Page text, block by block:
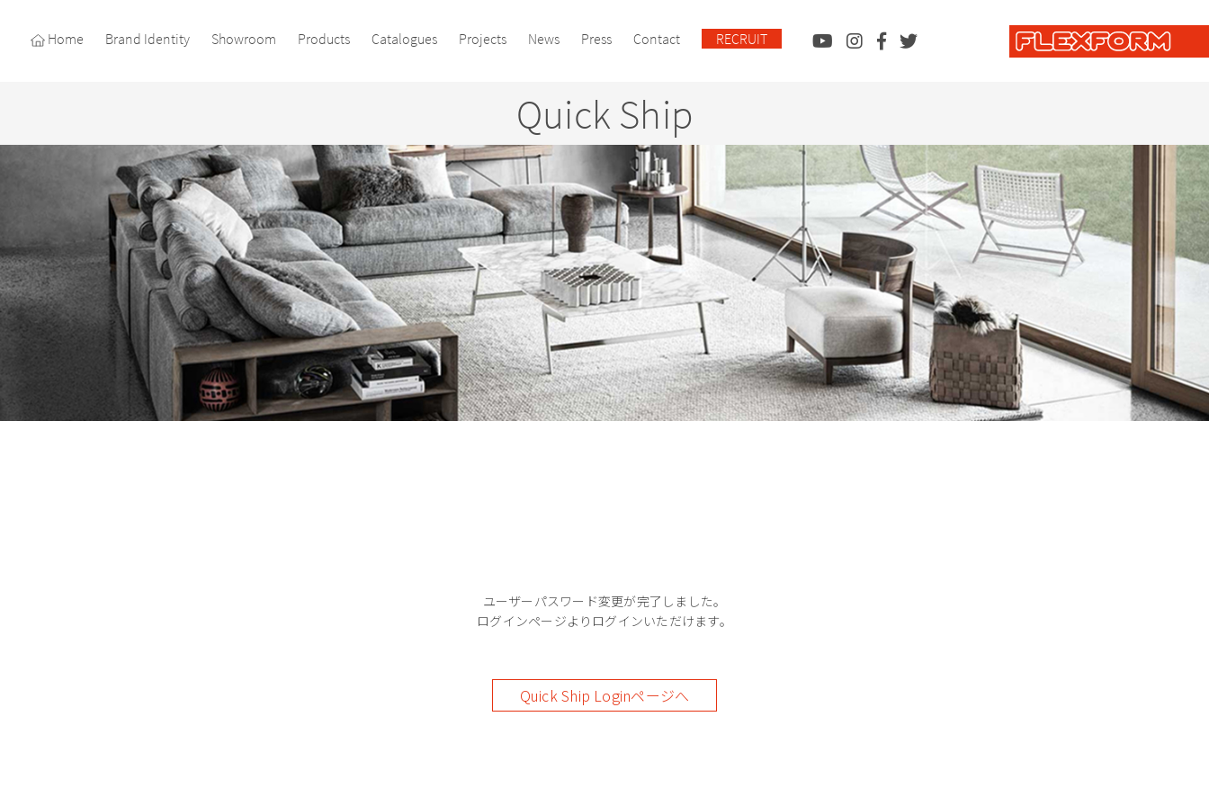
Home Brand Identity Showroom Products Catalogues Projects News Press Contact RECRUIT
Quick Ship
ユーザーパスワード変更が完了しました。
ログインページよりログインいただけます。
Quick Ship Loginページへ